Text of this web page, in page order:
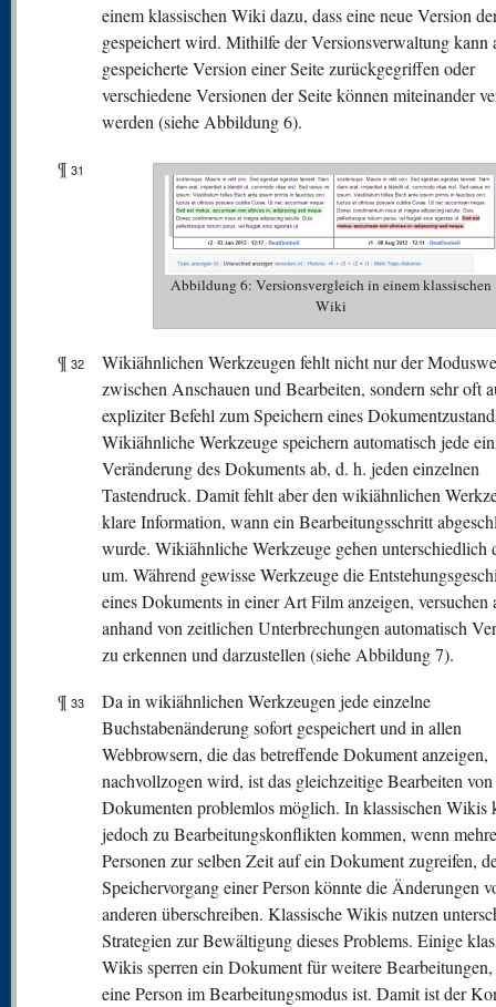
einem klassischen Wiki dazu, dass eine neue Version
gespeichert wird. Mithilfe der Versionsverwaltung kann
gespeicherte Version einer Seite zurückgegriffen oder
verschiedene Versionen der Seite können miteinander
werden (siehe Abbildung 6).
¶ 31
Abbildung 6: Versionsvergleich in einem klassischen
Wiki
¶ 32
Wikiähnlichen Werkzeugen fehlt nicht nur der
zwischen Anschauen und Bearbeiten, sondern sehr oft
expliziter Befehl zum Speichern eines
Wikiähnliche Werkzeuge speichern automatisch jede
Veränderung des Dokuments ab, d. h. jeden einzelnen
Tastendruck. Damit fehlt aber den wikiähnlichen
klare Information, wann ein Bearbeitungsschritt
wurde. Wikiähnliche Werkzeuge gehen unterschiedlich
um. Während gewisse Werkzeuge die
eines Dokuments in einer Art Film anzeigen, versuchen
anhand von zeitlichen Unterbrechungen automatisch
zu erkennen und darzustellen (siehe Abbildung 7).
¶ 33
Da in wikiähnlichen Werkzeugen jede einzelne
Buchstabenänderung sofort gespeichert und in allen
Webbrowsern, die das betreffende Dokument anzeigen,
nachvollzogen wird, ist das gleichzeitige Bearbeiten von
Dokumenten problemlos möglich. In klassischen Wikis
jedoch zu Bearbeitungskonflikten kommen, wenn
Personen zur selben Zeit auf ein Dokument zugreifen,
Speichervorgang einer Person könnte die Änderungen
anderen überschreiben. Klassische Wikis nutzen
Strategien zur Bewältigung dieses Problems. Einige
Wikis sperren ein Dokument für weitere Bearbeitungen,
eine Person im Bearbeitungsmodus ist. Damit ist der